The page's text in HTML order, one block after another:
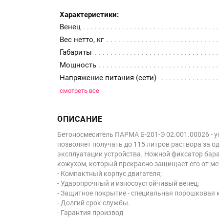
Характеристики:
Венец
Вес нетто, кг
Габариты
Мощность
Напряжение питания (сети)
смотреть все
ОПИСАНИЕ
Бетоносмеситель ПАРМА Б-201-Э 02.001.00026 -
позволяет получать до 115 литров раствора за
эксплуатации устройства. Ножной фиксатор
кожухом, который прекрасно защищает его от
- Компактный корпус двигателя;
- Ударопрочный и износоустойчивый венец;
- Защитное покрытие - специальная порошковая
- Долгий срок службы.
- Гарантия производ